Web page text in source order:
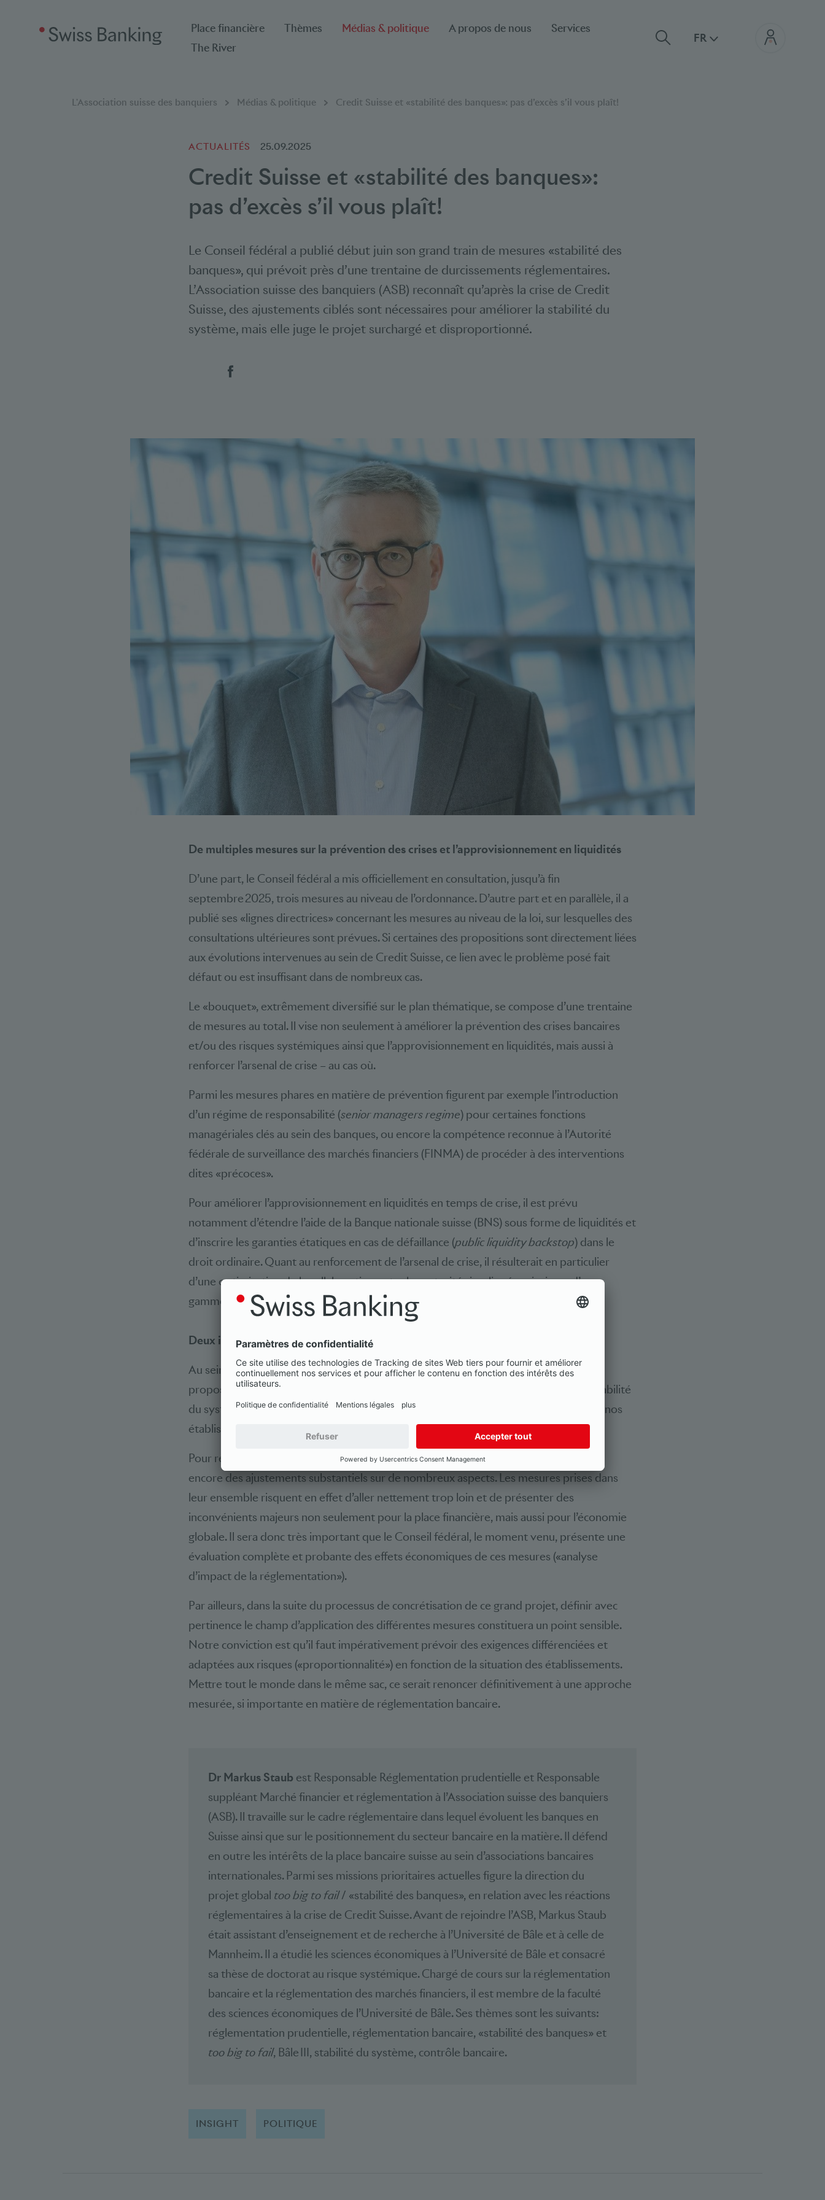
Place financière Thèmes Médias & politique A propos de nous
Services
The River
FR
Breadcrumb
Vous êtes ici:
L'Association suisse des banquiers Médias & politique Credit Suisse et «stabilité des banques»: pas d’excès s’il vous plaît!
ACTUALITÉS 25.09.2025
Credit Suisse et «stabilité des banques»:
pas d’excès s’il vous plaît!
Le Conseil fédéral a publié début juin son grand train de mesures «stabilité des
banques», qui prévoit près d’une trentaine de durcissements réglementaires.
L’Association suisse des banquiers (ASB) reconnaît qu’après la crise de Credit
Suisse, des ajustements ciblés sont nécessaires pour améliorer la stabilité du
système, mais elle juge le projet surchargé et disproportionné.
Social Bookmarks
De multiples mesures sur la prévention des crises et l’approvisionnement en liquidités
D’une part, le Conseil fédéral a mis officiellement en consultation, jusqu’à fin
septembre 2025, trois mesures au niveau de l’ordonnance. D’autre part et en parallèle, il a
publié ses «lignes directrices» concernant les mesures au niveau de la loi, sur lesquelles des
consultations ultérieures sont prévues. Si certaines des propositions sont directement liées
aux évolutions intervenues au sein de Credit Suisse, ce lien avec le problème posé fait
défaut ou est insuffisant dans de nombreux cas.
Le «bouquet», extrêmement diversifié sur le plan thématique, se compose d’une trentaine
de mesures au total. Il vise non seulement à améliorer la prévention des crises bancaires
et/ou des risques systémiques ainsi que l’approvisionnement en liquidités, mais aussi à
renforcer l’arsenal de crise – au cas où.
Parmi les mesures phares en matière de prévention figurent par exemple l’introduction
d’un régime de responsabilité (senior managers regime) pour certaines fonctions
managériales clés au sein des banques, ou encore la compétence reconnue à l’Autorité
fédérale de surveillance des marchés financiers (FINMA) de procéder à des interventions
dites «précoces».
Pour améliorer l’approvisionnement en liquidités en temps de crise, il est prévu
notamment d’étendre l’aide de la Banque nationale suisse (BNS) sous forme de liquidités et
d’inscrire les garanties étatiques en cas de défaillance (public liquidity backstop) dans le
droit ordinaire. Quant au renforcement de l’arsenal de crise, il résulterait en particulier
d’une optimisation de la collaboration entre les autorités impliquées ainsi que d’une
gamme élargie d’options en cas de liquidation.
Deux impératifs: éviter les excès et préserver la compétitivité internationale
Au sein de l’ASB, nous avons procédé à une analyse et une évaluation détaillées des
propositions du Conseil fédéral. S’il est certes important à nos yeux d’améliorer la stabilité
du système de manière ciblée, nous tenons aussi à la compétitivité internationale de nos
établissements membres ainsi qu’à un bilan coût/utilité convaincant.
Pour résumer, nous considérons que les propositions du Conseil fédéral nécessitent
encore des ajustements substantiels sur de nombreux aspects. Les mesures prises dans
leur ensemble risquent en effet d’aller nettement trop loin et de présenter des
inconvénients majeurs non seulement pour la place financière, mais aussi pour l’économie
globale. Il sera donc très important que le Conseil fédéral, le moment venu, présente une
évaluation complète et probante des effets économiques de ces mesures («analyse
d’impact de la réglementation»).
Par ailleurs, dans la suite du processus de concrétisation de ce grand projet, définir avec
pertinence le champ d’application des différentes mesures constituera un point sensible.
Notre conviction est qu’il faut impérativement prévoir des exigences différenciées et
adaptées aux risques («proportionnalité») en fonction de la situation des établissements.
Mettre tout le monde dans le même sac, ce serait renoncer définitivement à une approche
mesurée, si importante en matière de réglementation bancaire.
Dr Markus Staub est Responsable Réglementation prudentielle et Responsable
suppléant Marché financier et réglementation à l’Association suisse des banquiers
(ASB). Il travaille sur le cadre réglementaire dans lequel évoluent les banques en
Suisse ainsi que sur le positionnement du secteur bancaire en la matière. Il défend
en outre les intérêts de la place bancaire suisse au sein d’associations bancaires
internationales. Parmi ses missions prioritaires actuelles figure la direction du
projet global too big to fail/ «stabilité des banques», en relation avec les réactions
réglementaires à la crise de Credit Suisse. Avant de rejoindre l’ASB, Markus Staub
était assistant d’enseignement et de recherche à l’Université de Bâle et à celle de
Mannheim. Il a étudié les sciences économiques à l’Université de Bâle et consacré
sa thèse de doctorat au risque systémique. Chargé de cours sur la réglementation
bancaire et la réglementation des marchés financiers, il est membre de la faculté
des sciences économiques de l’Université de Bâle. Ses thèmes sont les suivants:
réglementation prudentielle, réglementation bancaire, «stabilité des banques» et
too big to fail, Bâle III, stabilité du système, contrôle bancaire.
INSIGHT POLITIQUE